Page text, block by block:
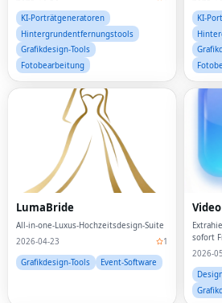
KI-Porträtgeneratoren
Hintergrundentfernungstools
Grafikdesign-Tools
Fotobearbeitung
KI-
LumaBride
All-in-one-Luxus-Hochzeitsdesign-Suite
2026-04-23
1
Grafikdesign-Tools
Event-Software
sofort
2026-